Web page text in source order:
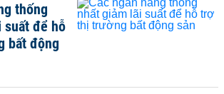
thống
suất để hỗ
bất động